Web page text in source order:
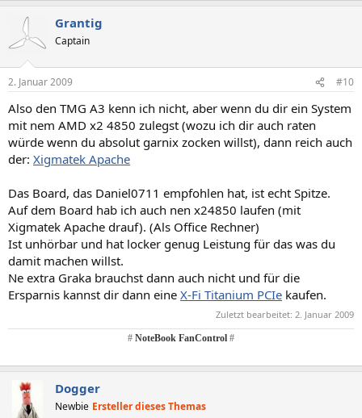
Grantig
Captain
2. Januar 2009 #10
Also den TMG A3 kenn ich nicht, aber wenn du dir ein System
mit nem AMD x2 4850 zulegst (wozu ich dir auch raten
würde wenn du absolut garnix zocken willst), dann reich auch
der: Xigmatek Apache
Das Board, das Daniel0711 empfohlen hat, ist echt Spitze.
Auf dem Board hab ich auch nen x24850 laufen (mit
Xigmatek Apache drauf). (Als Office Rechner)
Ist unhörbar und hat locker genug Leistung für das was du
damit machen willst.
Ne extra Graka brauchst dann auch nicht und für die
Ersparnis kannst dir dann eine X-Fi Titanium PCIe kaufen.
Zuletzt bearbeitet: 2. Januar 2009
# NoteBook FanControl #
Dogger
Newbie Ersteller dieses Themas